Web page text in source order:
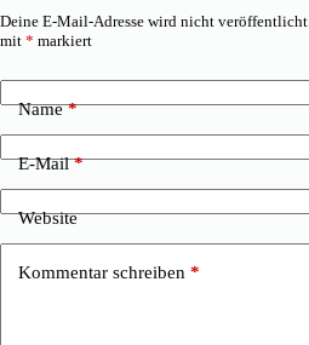
Deine E-Mail-Adresse wird nicht veröffentlicht.
mit * markiert
Name*
E-Mail*
Website
Kommentar schreiben *